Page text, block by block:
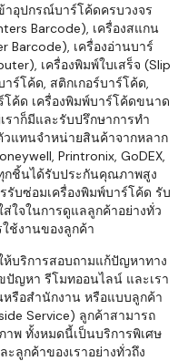
าอุปกรณ์บาร์โค้ดครบวงจร
Barcode), เครื่องสแกน
Barcode), เครื่องอ่านบาร์
เครื่องพิมพ์ใบเสร็จ (Slip
ร์โค้ด, สติกเกอร์บาร์โค้ด,
ค้ด เครื่องพิมพ์บาร์โค้ดขนาด
ราก็มีและรับปรึกษาการทำ
แทนจำหน่ายสินค้าจากหลาก
Printronix, GoDEX,
กชิ้นได้รับประกันคุณภาพสูง
รับซ่อมเครื่องพิมพ์บาร์โค้ด รับ
ใจในการดูแลลูกค้าอย่างทั่ว
ช้งานของลูกค้า
ห้บริการสอบถามแก้ปัญหาทาง
ปัญหา รีโมทออนไลน์ และเรา
รือสำนักงาน หรือแบบลูกค้า
Service) ลูกค้าสามารถ
พ ทั้งหมดนี้เป็นบริการพิเศษ
ลูกค้าของเราอย่างทั่วถึง